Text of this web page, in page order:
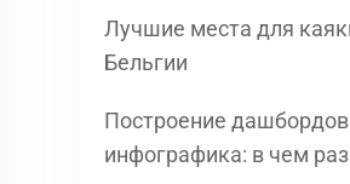
Лучшие места для
Бельгии
Построение
инфографика: в чем